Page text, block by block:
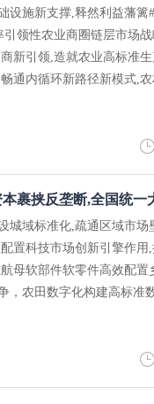
设施新支撑,释然利益藩篱
领性农业商圈链层市场
新引领,造就农业高标准
通内循环新路径新模式,
裹挟反垄断,全国统一
城域标准化,疏通区域市场
置科技市场创新引擎作用
母软部件软零件高效配置
，农田数字化构建高标准